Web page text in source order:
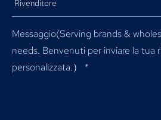
Messaggio(Serving brands &
needs. Benvenuti per inviare la tua
personalizzata.）
*